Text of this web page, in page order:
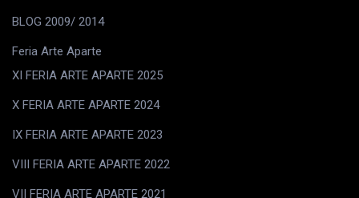
BLOG 2009/ 2014
Feria Arte Aparte
XI FERIA ARTE APARTE 2025
X FERIA ARTE APARTE 2024
IX FERIA ARTE APARTE 2023
VIII FERIA ARTE APARTE 2022
VII FERIA ARTE APARTE 2021